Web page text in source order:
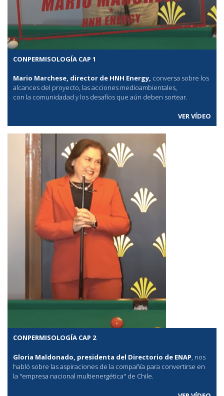
CONPERMISOLOGÍA CAP 1
Mario Marchese, director de HNH Energy, conversa sobre los
alcances del proyecto, las acciones medioambientales,
con la comunidadad y los desafíos que aún deben sortear.
VER VÍDEO
CONPERMISOLOGÍA CAP 2
Gloria Maldonado, presidenta del Directorio de ENAP, nos
habló sobre las aspiraciones de la compañía para convertirse en
la "empresa nacional multienergética" de Chile.